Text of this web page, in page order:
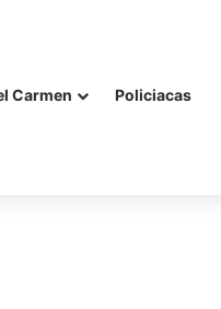
Carmen Policiacas